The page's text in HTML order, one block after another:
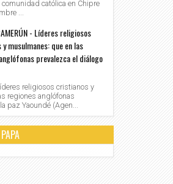
católica en Chipre
...
- Líderes religiosos
musulmanes: que en las
prevalezca el diálogo
religiosos cristianos y
regiones anglófonas
paz Yaoundé (Agen...